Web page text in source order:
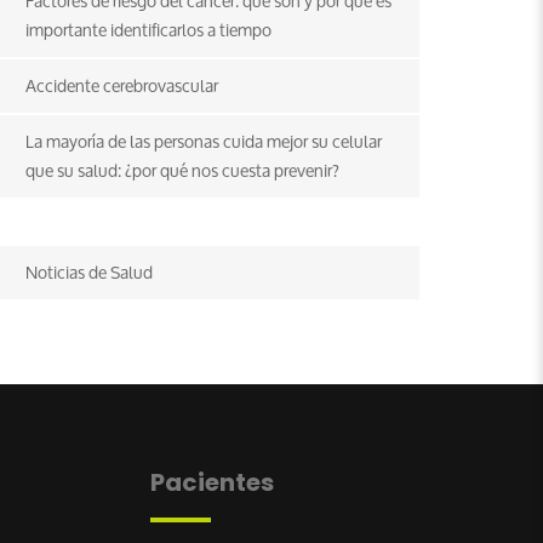
importante identificarlos a tiempo
Accidente cerebrovascular
La mayoría de las personas cuida mejor su celular
que su salud: ¿por qué nos cuesta prevenir?
Noticias de Salud
Pacientes